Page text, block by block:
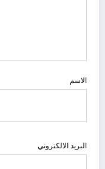
الاسم
البريد الالكتروني